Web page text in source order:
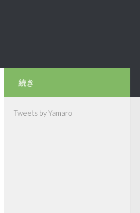
続き
Tweets by Yamaro